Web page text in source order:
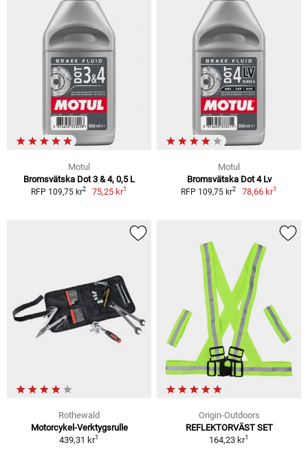
Motul
Bromsvätska Dot 3 & 4, 0,5 L
RFP 109,75 kr2 75,25 kr1
Motul
Bromsvätska Dot 4 Lv
RFP 109,75 kr2 78,66 kr1
Rothewald
Motorcykel-Verktygsrulle
439,31 kr1
Origin-Outdoors
REFLEKTORVÄST SET
164,23 kr1